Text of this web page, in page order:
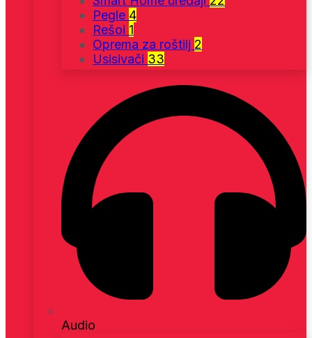
Pegle 4
Rešoi 1
Oprema za roštilj 2
Usisivači 33
Audio